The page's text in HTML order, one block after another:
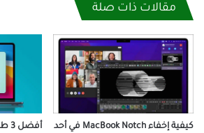
مقالات ذات صلة
كيفية إخفاء MacBook Notch في أحد